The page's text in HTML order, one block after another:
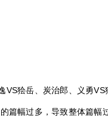
VS狯岳、炭治郎、义勇VS
篇幅过多，导致整体篇幅